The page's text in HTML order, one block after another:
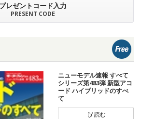
プレゼントコード入力
PRESENT CODE
ニューモデル速報 すべて
シリーズ第483弾 新型アコ
ード ハイブリッドのすべ
て
読む